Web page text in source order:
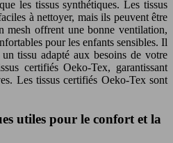
les tissus synthétiques. Les tissus
à nettoyer, mais ils peuvent être
mesh offrent une bonne ventilation,
pour les enfants sensibles. Il
tissu adapté aux besoins de votre
certifiés Oeko-Tex, garantissant
Les tissus certifiés Oeko-Tex sont
utiles pour le confort et la